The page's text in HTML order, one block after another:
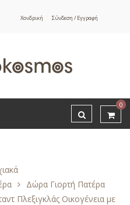
Χονδρική Σύνδεση / Εγγραφή
0
Δώρα Γιορτή Πατέρα
Πλεξιγκλάς Οικογένεια με